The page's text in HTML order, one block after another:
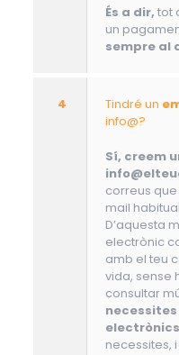
És a dir, tot
un
sempre al
4 Tindré un
info@?
Sí, creem
correus
mail
D’aquesta
electrònic
amb el teu
vida, sense
consultar
necessites,